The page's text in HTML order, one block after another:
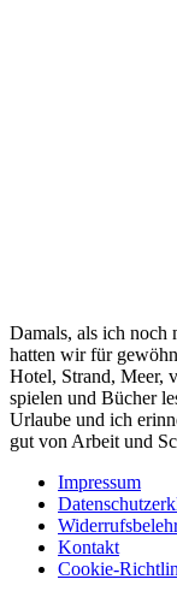
Damals, als ich noch
hatten wir für
Hotel, Strand, Meer,
spielen und Bücher
Urlaube und ich
gut von Arbeit und
Impressum
Kontakt
Cookie-